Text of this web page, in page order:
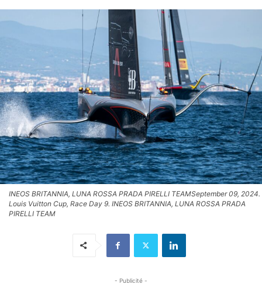
INEOS BRITANNIA, LUNA ROSSA PRADA PIRELLI TEAMSeptember 09, 2024.
Louis Vuitton Cup, Race Day 9. INEOS BRITANNIA, LUNA ROSSA PRADA
PIRELLI TEAM
- Publicité -